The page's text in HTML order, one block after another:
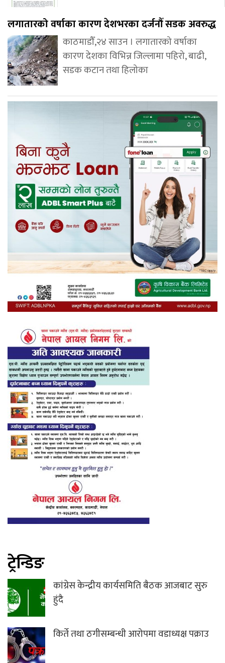
लगातारको वर्षाका कारण देशभरका दर्जनौँ सडक अवरुद्ध
काठमाडौँ,२४ साउन । लगातारको वर्षाका
कारण देशका विभिन्न जिल्लामा पहिरो, बाढी,
सडक कटान तथा हिलोका
ट्रेन्डिङ
कांग्रेस केन्द्रीय कार्यसमिति बैठक आजबाट सुरु
हुंदै
किर्ते तथा ठगीसम्बन्धी आरोपमा वडाध्यक्ष पक्राउ